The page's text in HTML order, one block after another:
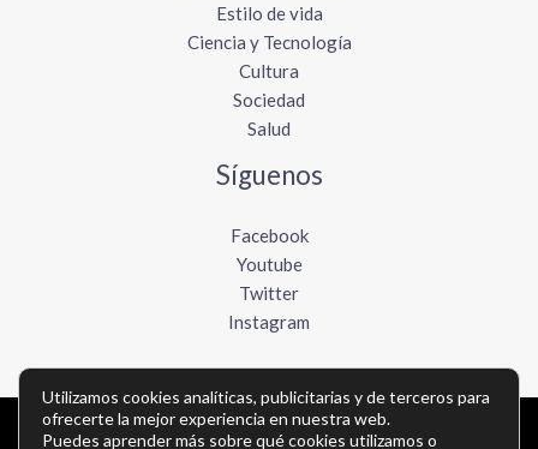
Estilo de vida
Ciencia y Tecnología
Cultura
Sociedad
Salud
Síguenos
Facebook
Youtube
Twitter
Instagram
Copyright © Todos los derechos reservados -
Utilizamos cookies analíticas, publicitarias y de terceros para
ofrecerte la mejor experiencia en nuestra web.
Puedes aprender más sobre qué cookies utilizamos o